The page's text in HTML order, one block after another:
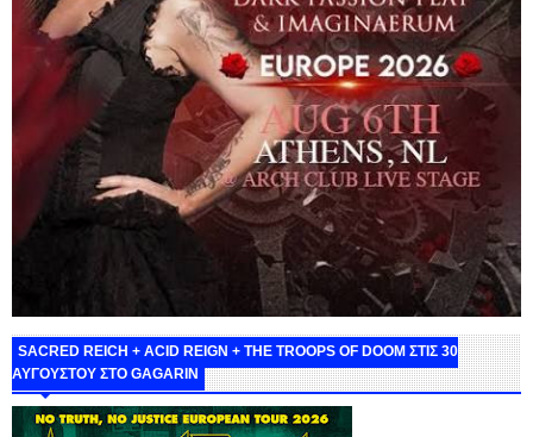
SACRED REICH + ACID REIGN + THE TROOPS OF DOOM ΣΤΙΣ 30
ΑΥΓΟΥΣΤΟΥ ΣΤΟ GAGARIN